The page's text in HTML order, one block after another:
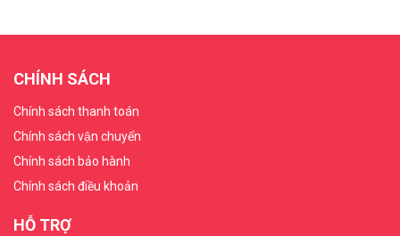
HỌC
THIẾT
BỊ
DẠY
THPT
CHÍNH SÁCH
Chính sách thanh toán
Chính sách vận chuyển
Chính sách bảo hành
Chính sách điều khoản
HỖ TRỢ